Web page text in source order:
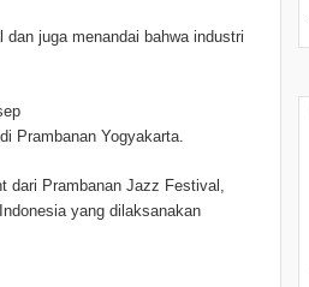
juga menandai bahwa industri
Prambanan Yogyakarta.
dari Prambanan Jazz Festival,
yang dilaksanakan